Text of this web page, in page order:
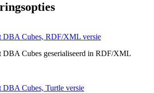
DBA Cubes, RDF/XML versie
DBA Cubes geserialiseerd in RDF/XML
DBA Cubes, Turtle versie